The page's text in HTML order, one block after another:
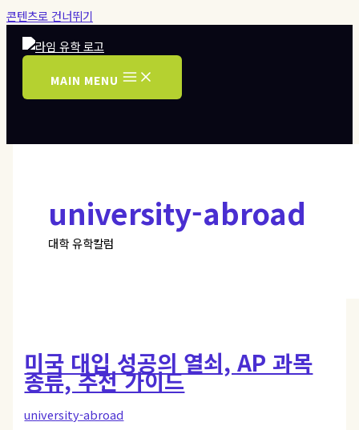
콘텐츠로 건너뛰기
MAIN MENU
university-abroad
대학 유학칼럼
미국 대입 성공의 열쇠, AP 과목
종류, 추천 가이드
university-abroad